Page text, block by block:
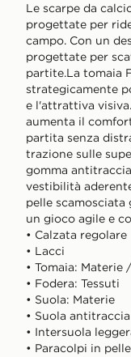
Le scarpe da
progettate per
campo. Con un
progettate per
partite.La tomaia
strategicamente
e l'attrattiva
aumenta il
partita senza
trazione sulle
gomma
vestibilità
pelle
un gioco agile e
• Calzata regolare
• Lacci
• Tomaia: Materie
• Fodera: Tessuti
• Suola: Materie
• Suola
• Intersuola
• Paracolpi in